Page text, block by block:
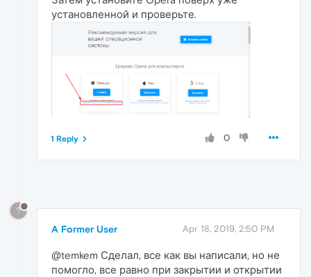
установленной и проверьте.
0
1 Reply
?
A Former User Apr 18, 2019, 2:50 PM
@temkem Сделал, все как вы написали, но не
помогло, все равно при закрытии и открытии